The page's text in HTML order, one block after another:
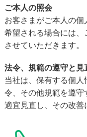
ご本人の照会
お客さまがご本人の
希望される場合には
させていただきます。
法令、規範の遵守と見
当社は、保有する個
令、その他規範を遵
適宜見直し、その改善